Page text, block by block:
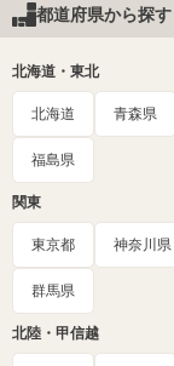
都道府県から探す
北海道・東北
北海道 青森県
福島県
関東
東京都 神奈川県
群馬県
北陸・甲信越